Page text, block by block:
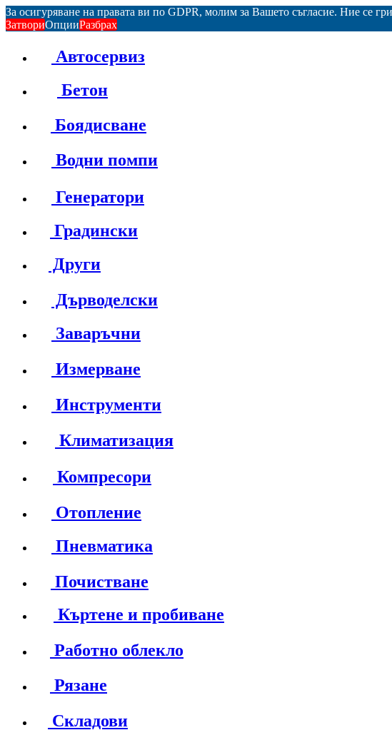
За осигуряване на правата ви по GDPR, молим за Вашето съгласие. Ние се
ЗатвориОпцииРазбрах
Автосервиз
Бетон
Боядисване
Водни помпи
Генератори
Градински
Други
Дърводелски
Заваръчни
Измерване
Инструменти
Климатизация
Компресори
Отопление
Пневматика
Почистване
Къртене и пробиване
Работно облекло
Рязане
Складови